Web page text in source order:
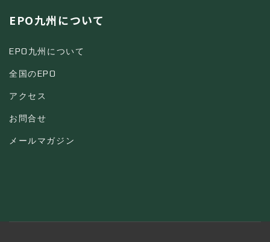
EPO九州について
EPO九州について
全国のEPO
アクセス
お問合せ
メールマガジン